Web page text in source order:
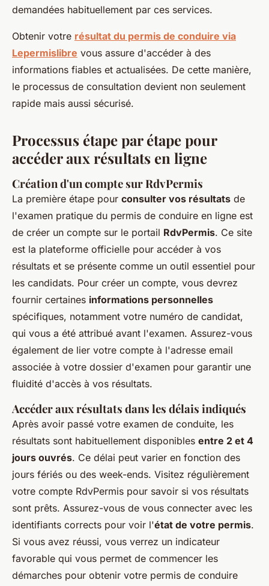
demandées habituellement par ces services.
Obtenir votre résultat du permis de conduire via
Lepermislibre vous assure d'accéder à des
informations fiables et actualisées. De cette manière,
le processus de consultation devient non seulement
rapide mais aussi sécurisé.
Processus étape par étape pour
accéder aux résultats en ligne
Création d'un compte sur RdvPermis
La première étape pour consulter vos résultats de
l'examen pratique du permis de conduire en ligne est
de créer un compte sur le portail RdvPermis. Ce site
est la plateforme officielle pour accéder à vos
résultats et se présente comme un outil essentiel pour
les candidats. Pour créer un compte, vous devrez
fournir certaines informations personnelles
spécifiques, notamment votre numéro de candidat,
qui vous a été attribué avant l'examen. Assurez-vous
également de lier votre compte à l'adresse email
associée à votre dossier d'examen pour garantir une
fluidité d'accès à vos résultats.
Accéder aux résultats dans les délais indiqués
Après avoir passé votre examen de conduite, les
résultats sont habituellement disponibles entre 2 et 4
jours ouvrés. Ce délai peut varier en fonction des
jours fériés ou des week-ends. Visitez régulièrement
votre compte RdvPermis pour savoir si vos résultats
sont prêts. Assurez-vous de vous connecter avec les
identifiants corrects pour voir l'état de votre permis.
Si vous avez réussi, vous verrez un indicateur
favorable qui vous permet de commencer les
démarches pour obtenir votre permis de conduire